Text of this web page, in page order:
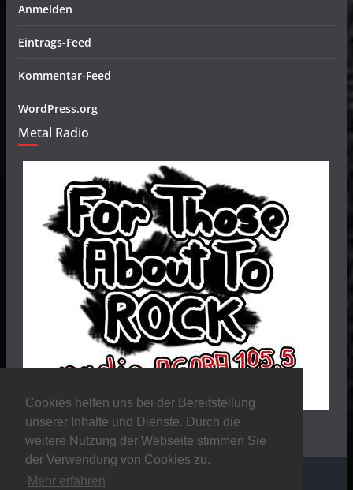
Cookies helfen uns bei der Bereitstellung
unserer Inhalte und Dienste. Durch die
weitere Nutzung der Webseite stimmen Sie
der Verwendung von Cookies zu.
Mehr erfahren
Anmelden
Eintrags-Feed
Kommentar-Feed
WordPress.org
Metal Radio
Copyright © 2026